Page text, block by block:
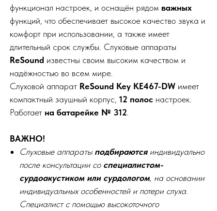
функционал настроек, и оснащён рядом важных
функций, что обеспечивает высокое качество звука и
комфорт при использовании, а также имеет
длительный срок службы. Слуховые аппараты
ReSound известны своим высоким качеством и
надёжностью во всем мире.
Слуховой аппарат ReSound Key KE467-DW имеет
компактный заушный корпус, 12 полос настроек.
Работает на батарейке № 312
ВАЖНО!
Слуховые аппараты подбираютсяиндивидуально
после консультации со специалистом-
сурдоакустиком или сурдологом, на основании
индивидуальных особенностей и потери слуха.
Специалист с помощью высокоточного